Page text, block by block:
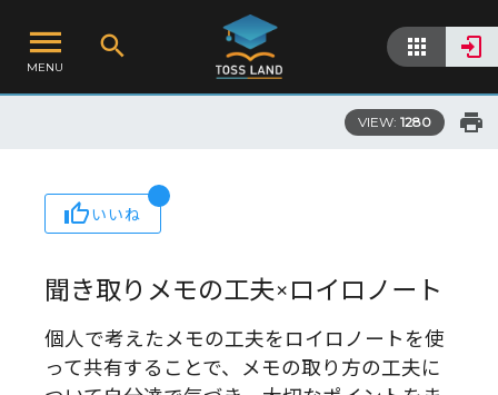
MENU
VIEW: 1280
いいね
聞き取りメモの工夫×ロイロノート
個人で考えたメモの工夫をロイロノートを使
って共有することで、メモの取り方の工夫に